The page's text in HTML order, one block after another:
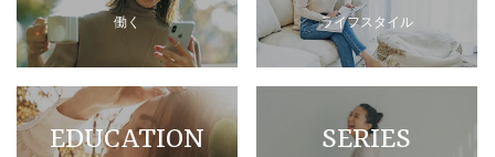
働く ライフスタイル
EDUCATION SERIES